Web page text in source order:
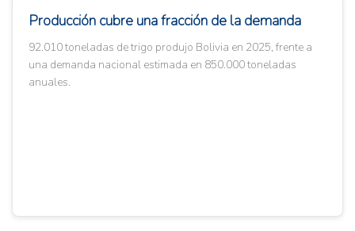
Producción cubre una fracción de la demanda
92.010 toneladas de trigo produjo Bolivia en 2025, frente a
una demanda nacional estimada en 850.000 toneladas
anuales.